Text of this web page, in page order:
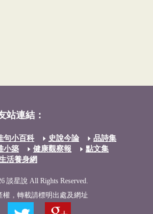
站連結：
句小百科 史說今論
品詩集
小築 健康觀察報
點文集
活養身網
談星說 All Rights Reserved.
權，轉載請標明出處及網址